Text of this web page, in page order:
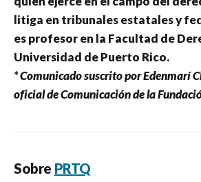
litiga en tribunales estatales y
es profesor en la Facultad de
Universidad de Puerto Rico.
* Comunicado suscrito por Edenmarí
oficial de Comunicación de la
Sobre PRTQ